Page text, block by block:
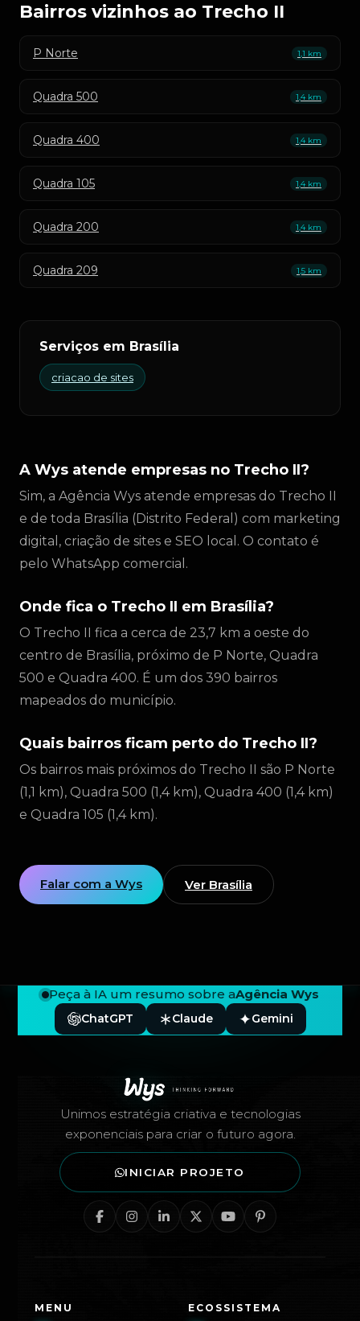
Bairros vizinhos ao Trecho II
P Norte 1,1 km
Quadra 500 1,4 km
Quadra 400 1,4 km
Quadra 105 1,4 km
Quadra 200 1,4 km
Quadra 209 1,5 km
Serviços em Brasília
criacao de sites
A Wys atende empresas no Trecho II?
Sim, a Agência Wys atende empresas do Trecho II
e de toda Brasília (Distrito Federal) com marketing
digital, criação de sites e SEO local. O contato é
pelo WhatsApp comercial.
Onde fica o Trecho II em Brasília?
O Trecho II fica a cerca de 23,7 km a oeste do
centro de Brasília, próximo de P Norte, Quadra
500 e Quadra 400. É um dos 390 bairros
mapeados do município.
Quais bairros ficam perto do Trecho II?
Os bairros mais próximos do Trecho II são P Norte
(1,1 km), Quadra 500 (1,4 km), Quadra 400 (1,4 km)
e Quadra 105 (1,4 km).
Falar com a Wys Ver Brasília
Peça à IA um resumo sobre aAgência Wys
ChatGPT Claude Gemini
Unimos estratégia criativa e tecnologias
exponenciais para criar o futuro agora.
INICIAR PROJETO
MENU ECOSSISTEMA